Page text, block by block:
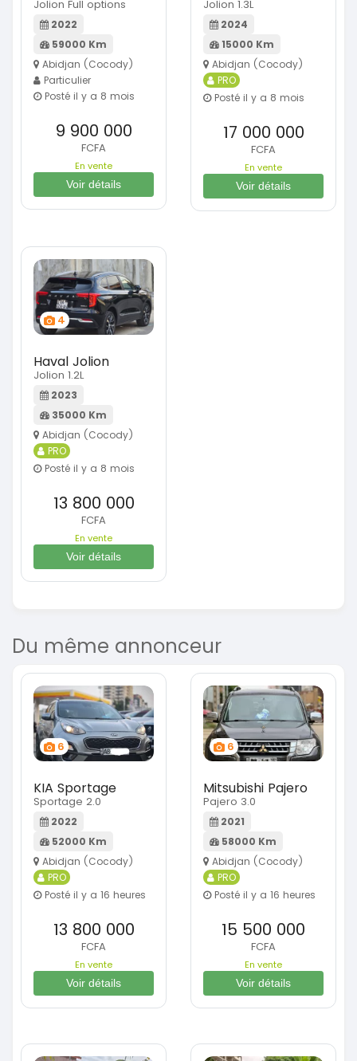
Jolion Full options
2022
59000 Km
Abidjan (Cocody)
Particulier
Posté il y a 8 mois
9 900 000
FCFA
En vente
Voir détails
Jolion 1.3L
2024
15000 Km
Abidjan (Cocody)
PRO
Posté il y a 8 mois
17 000 000
FCFA
En vente
Voir détails
4
Haval Jolion
Jolion 1.2L
2023
35000 Km
Abidjan (Cocody)
PRO
Posté il y a 8 mois
13 800 000
FCFA
En vente
Voir détails
Du même annonceur
6
KIA Sportage
Sportage 2.0
2022
52000 Km
Abidjan (Cocody)
PRO
Posté il y a 16 heures
13 800 000
FCFA
En vente
Voir détails
6
Mitsubishi Pajero
Pajero 3.0
2021
58000 Km
Abidjan (Cocody)
PRO
Posté il y a 16 heures
15 500 000
FCFA
En vente
Voir détails